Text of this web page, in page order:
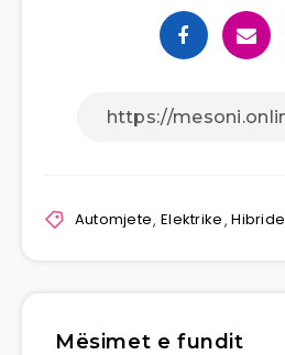
Automjete, Elektrike,Hibride
Mësimet e fundit